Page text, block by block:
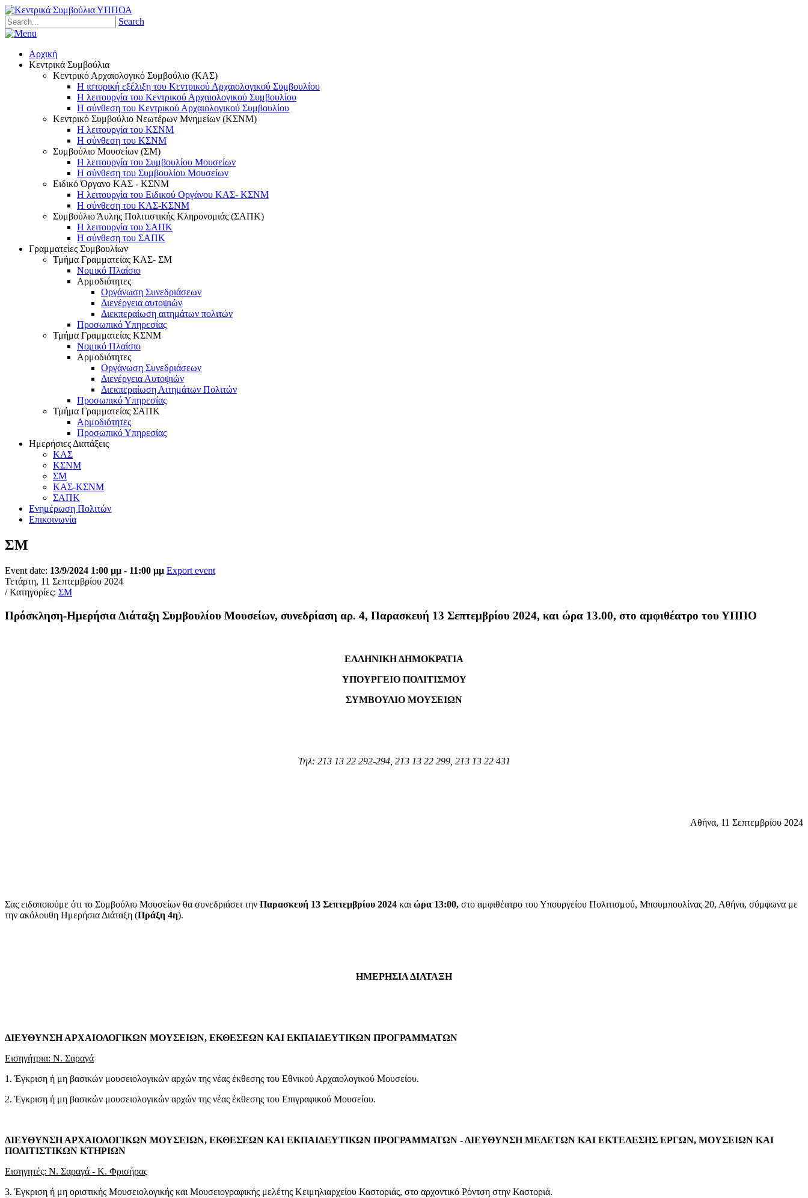
Search
Αρχική
Κεντρικά Συμβούλια
Κεντρικό Αρχαιολογικό Συμβούλιο (ΚΑΣ)
Η ιστορική εξέλιξη του Κεντρικού Αρχαιολογικού Συμβουλίου
Η λειτουργία του Κεντρικού Αρχαιολογικού Συμβουλίου
Η σύνθεση του Κεντρικού Αρχαιολογικού Συμβουλίου
Κεντρικό Συμβούλιο Νεωτέρων Μνημείων (ΚΣΝΜ)
Η λειτουργία του ΚΣΝΜ
Η σύνθεση του ΚΣΝΜ
Συμβούλιο Μουσείων (ΣΜ)
Η λειτουργία του Συμβουλίου Μουσείων
Η σύνθεση του Συμβουλίου Μουσείων
Ειδικό Όργανο ΚΑΣ - ΚΣΝΜ
Η λειτουργία του Ειδικού Οργάνου ΚΑΣ- ΚΣΝΜ
Η σύνθεση του ΚΑΣ-ΚΣΝΜ
Συμβούλιο Άυλης Πολιτιστικής Κληρονομιάς (ΣΑΠΚ)
Η λειτουργία του ΣΑΠΚ
Η σύνθεση του ΣΑΠΚ
Γραμματείες Συμβουλίων
Τμήμα Γραμματείας ΚΑΣ- ΣΜ
Νομικό Πλαίσιο
Αρμοδιότητες
Οργάνωση Συνεδριάσεων
Διενέργεια αυτοψιών
Διεκπεραίωση αιτημάτων πολιτών
Προσωπικό Υπηρεσίας
Τμήμα Γραμματείας ΚΣΝΜ
Νομικό Πλαίσιο
Αρμοδιότητες
Οργάνωση Συνεδριάσεων
Διενέργεια Αυτοψιών
Διεκπεραίωση Αιτημάτων Πολιτών
Προσωπικό Υπηρεσίας
Τμήμα Γραμματείας ΣΑΠΚ
Αρμοδιότητες
Προσωπικό Υπηρεσίας
Ημερήσιες Διατάξεις
ΚΑΣ
ΚΣΝΜ
ΣΜ
ΚΑΣ-ΚΣΝΜ
ΣΑΠΚ
Ενημέρωση Πολιτών
Επικοινωνία
ΣΜ
Event date: 13/9/2024 1:00 μμ - 11:00 μμ Export event
Τετάρτη, 11 Σεπτεμβρίου 2024
/ Κατηγορίες: ΣΜ
Πρόσκληση-Ημερήσια Διάταξη Συμβουλίου Μουσείων, συνεδρίαση αρ. 4, Παρασκευή 13 Σεπτεμβρίου 2024, και ώρα 13.00, στο αμφιθέατρο του ΥΠΠΟ
ΕΛΛΗΝΙΚΗ ΔΗΜΟΚΡΑΤΙΑ
ΥΠΟΥΡΓΕΙΟ ΠΟΛΙΤΙΣΜΟΥ
ΣΥΜΒΟΥΛΙΟ ΜΟΥΣΕΙΩΝ
Τηλ: 213 13 22 292-294, 213 13 22 299, 213 13 22 431
Αθήνα, 11 Σεπτεμβρίου 2024
Σας ειδοποιούμε ότι το Συμβούλιο Μουσείων θα συνεδριάσει την Παρασκευή 13 Σεπτεμβρίου 2024 και ώρα 13:00, στο αμφιθέατρο του Υπουργείου Πολιτισμού, Μπουμπουλίνας 20, Αθήνα, σύμφωνα με
την ακόλουθη Ημερήσια Διάταξη (Πράξη 4η).
ΗΜΕΡΗΣΙΑ ΔΙΑΤΑΞΗ
ΔΙΕΥΘΥΝΣΗ ΑΡΧΑΙΟΛΟΓΙΚΩΝ ΜΟΥΣΕΙΩΝ, ΕΚΘΕΣΕΩΝ ΚΑΙ ΕΚΠΑΙΔΕΥΤΙΚΩΝ ΠΡΟΓΡΑΜΜΑΤΩΝ
Εισηγήτρια: Ν. Σαραγά
1. Έγκριση ή μη βασικών μουσειολογικών αρχών της νέας έκθεσης του Εθνικού Αρχαιολογικού Μουσείου.
2. Έγκριση ή μη βασικών μουσειολογικών αρχών της νέας έκθεσης του Επιγραφικού Μουσείου.
ΔΙΕΥΘΥΝΣΗ ΑΡΧΑΙΟΛΟΓΙΚΩΝ ΜΟΥΣΕΙΩΝ, ΕΚΘΕΣΕΩΝ ΚΑΙ ΕΚΠΑΙΔΕΥΤΙΚΩΝ ΠΡΟΓΡΑΜΜΑΤΩΝ -ΔΙΕΥΘΥΝΣΗ ΜΕΛΕΤΩΝ ΚΑΙ ΕΚΤΕΛΕΣΗΣ ΕΡΓΩΝ, ΜΟΥΣΕΙΩΝ ΚΑΙ
ΠΟΛΙΤΙΣΤΙΚΩΝ ΚΤΗΡΙΩΝ
Εισηγητές: Ν. Σαραγά - Κ. Φρισήρας
3. Έγκριση ή μη οριστικής Μουσειολογικής και Μουσειογραφικής μελέτης Κειμηλιαρχείου Καστοριάς, στο αρχοντικό Ρόντση στην Καστοριά.